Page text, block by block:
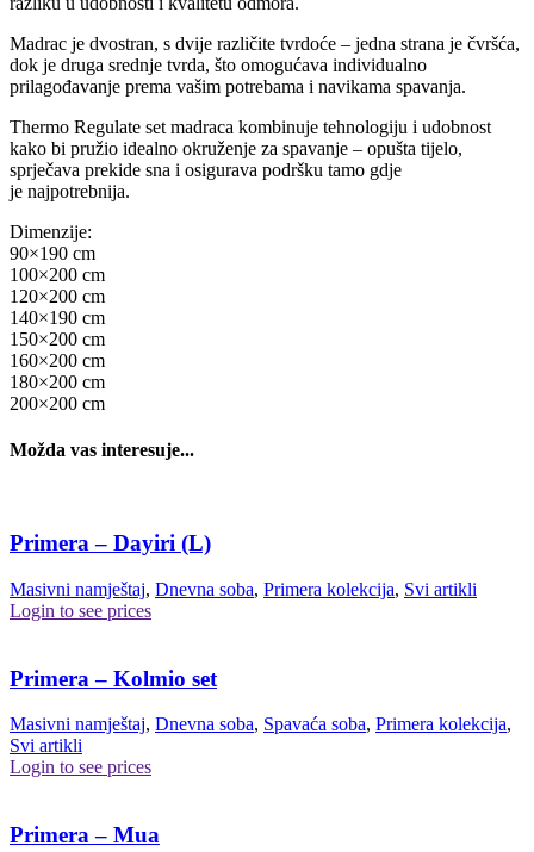
Madrac je dvostran, s dvije različite tvrdoće – jedna strana je čvršća,
dok je druga srednje tvrda, što omogućava individualno
prilagođavanje prema vašim potrebama i navikama spavanja.
Thermo Regulate set madraca kombinuje tehnologiju i udobnost
kako bi pružio idealno okruženje za spavanje – opušta tijelo,
sprječava prekide sna i osigurava podršku tamo gdje
je najpotrebnija.
Dimenzije:
90×190 cm
100×200 cm
120×200 cm
140×190 cm
150×200 cm
160×200 cm
180×200 cm
200×200 cm
Možda vas interesuje...
Primera – Dayiri (L)
Masivni namještaj, Dnevna soba, Primera kolekcija, Svi artikli
Login to see prices
Primera – Kolmio set
Masivni namještaj, Dnevna soba, Spavaća soba, Primera kolekcija,
Svi artikli
Login to see prices
Primera – Mua